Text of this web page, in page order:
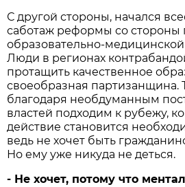
С другой стороны, начался
саботаж реформы со стороны
образовательно-
Люди в регионах
протащить качественное
своеобразная партизанщина.
благодаря необдуманным
властей подходим к рубежу,
действие становится
ведь не хочет быть
Но ему уже никуда не деться.
- Не хочет, потому что